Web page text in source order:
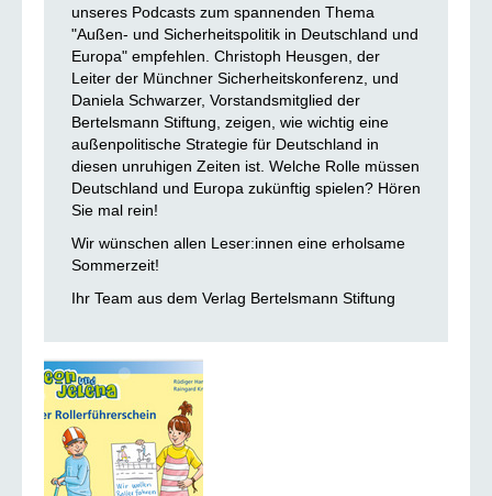
unseres Podcasts zum spannenden Thema
"Außen- und Sicherheitspolitik in Deutschland und
Europa" empfehlen. Christoph Heusgen, der
Leiter der Münchner Sicherheitskonferenz, und
Daniela Schwarzer, Vorstandsmitglied der
Bertelsmann Stiftung, zeigen, wie wichtig eine
außenpolitische Strategie für Deutschland in
diesen unruhigen Zeiten ist. Welche Rolle müssen
Deutschland und Europa zukünftig spielen? Hören
Sie mal rein!
Wir wünschen allen Leser:innen eine erholsame
Sommerzeit!
Ihr Team aus dem Verlag Bertelsmann Stiftung